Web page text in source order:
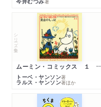
シリーズ・全集
ムーミン・コミックス １ 黄金のしっぽ
トーベ・ヤンソン著
ラルス・ヤンソン著ほか